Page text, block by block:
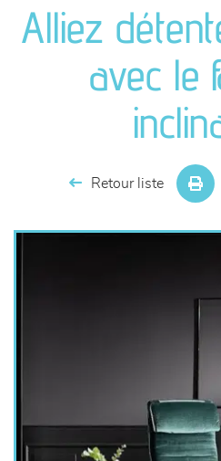
canapés et fauteuils
chambres et dressing
Alliez
avec le
Retour liste